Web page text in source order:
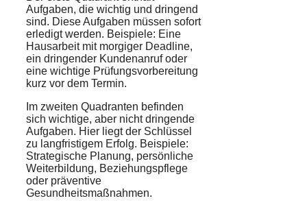
Aufgaben, die wichtig und dringend
sind. Diese Aufgaben müssen sofort
erledigt werden. Beispiele: Eine
Hausarbeit mit morgiger Deadline,
ein dringender Kundenanruf oder
eine wichtige Prüfungsvorbereitung
kurz vor dem Termin.
Im zweiten Quadranten befinden
sich wichtige, aber nicht dringende
Aufgaben. Hier liegt der Schlüssel
zu langfristigem Erfolg. Beispiele:
Strategische Planung, persönliche
Weiterbildung, Beziehungspflege
oder präventive
Gesundheitsmaßnahmen.